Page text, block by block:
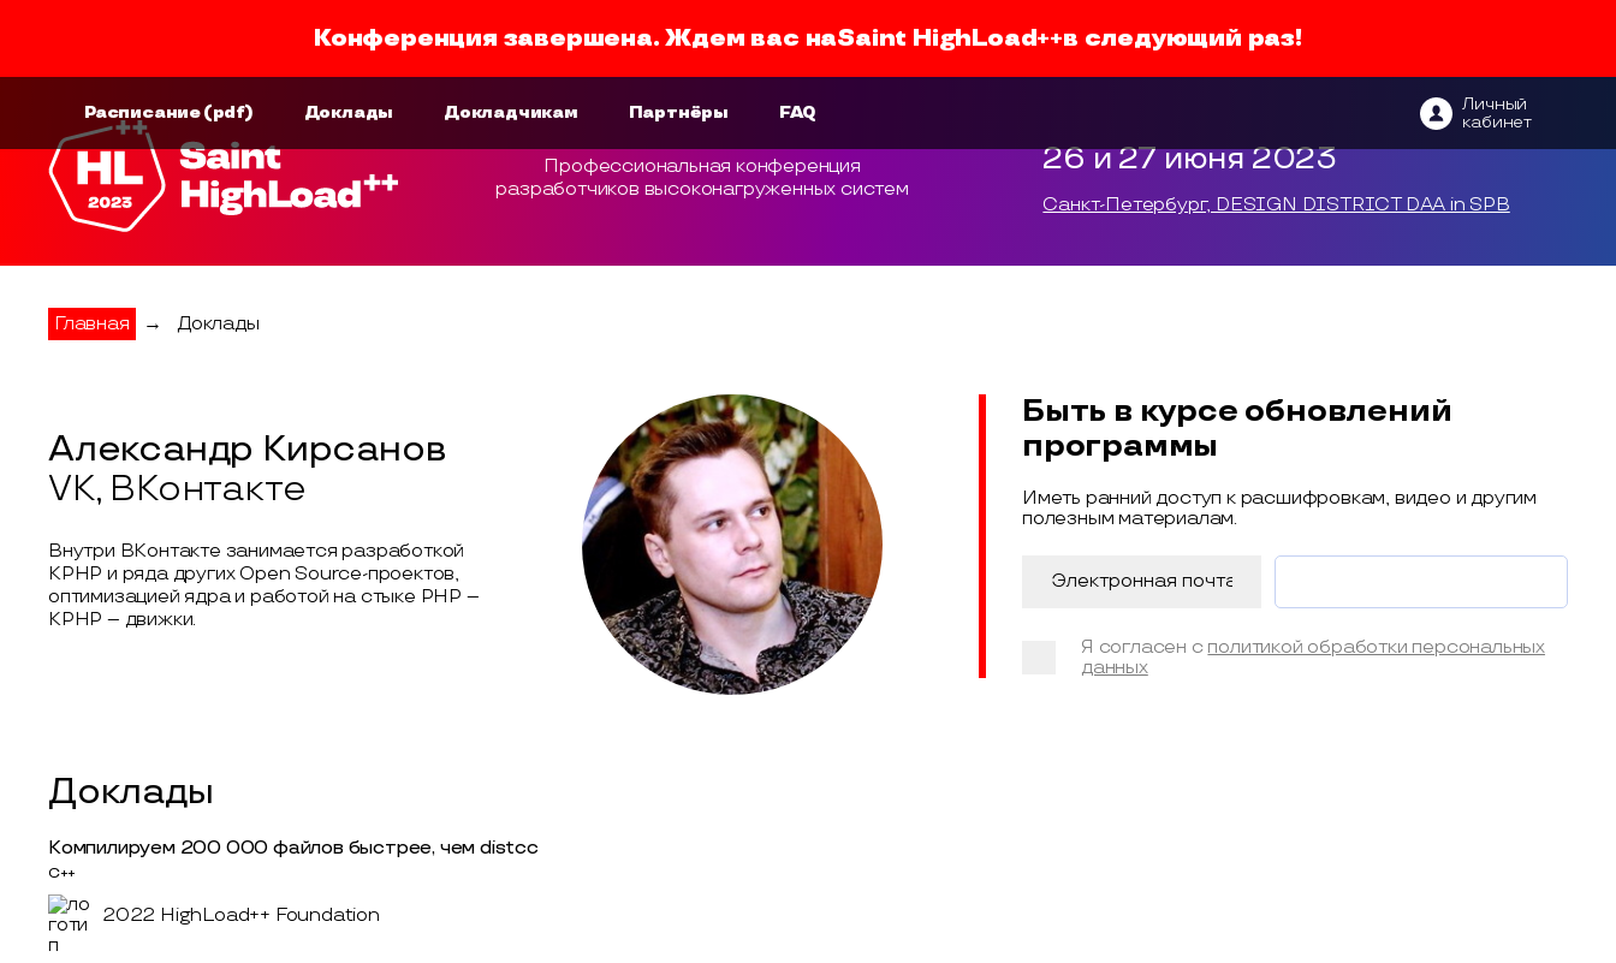
Конференция завершена. Ждем вас наSaint HighLoad++в следующий раз!
Расписание(pdf) Доклады Докладчикам Партнёры FAQ
Личный
кабинет
Профессиональная конференция
разработчиков высоконагруженных систем
26 и 27 июня 2023
Санкт-Петербург, DESIGN DISTRICT DAA in SPB
Главная → Доклады
Александр Кирсанов
VK, ВКонтакте
Внутри ВКонтакте занимается разработкой
KPHP и ряда других Open Source-проектов,
оптимизацией ядра и работой на стыке PHP –
KPHP – движки.
Доклады
Компилируем 200 000 файлов быстрее, чем distcc
С++
2022 HighLoad++ Foundation
Быть в курсе обновлений
программы
Иметь ранний доступ к расшифровкам, видео и другим
полезным материалам.
Я согласен с политикой обработки персональных
данных